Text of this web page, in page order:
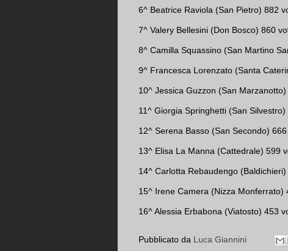
6^ Beatrice Raviola (San Pietro) 882
7^ Valery Bellesini (Don Bosco) 860
8^ Camilla Squassino (San Martino
9^ Francesca Lorenzato (Santa
10^ Jessica Guzzon (San
11^ Giorgia Springhetti (San Silvestro)
12^ Serena Basso (San Secondo)
13^ Elisa La Manna (Cattedrale) 599
14^ Carlotta Rebaudengo
15^ Irene Camera (Nizza Monferrato)
16^ Alessia Erbabona (Viatosto) 453
Pubblicato da Luca Giannini